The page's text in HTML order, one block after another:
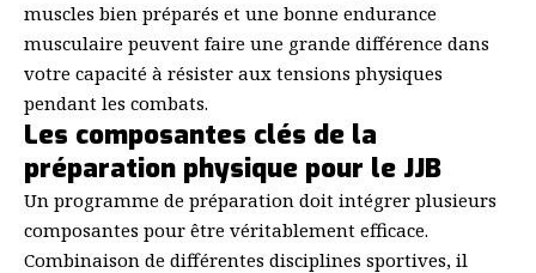
muscles bien préparés et une bonne endurance
musculaire peuvent faire une grande différence dans
votre capacité à résister aux tensions physiques
pendant les combats.
Les composantes clés de la
préparation physique pour le JJB
Un programme de préparation doit intégrer plusieurs
composantes pour être véritablement efficace.
Combinaison de différentes disciplines sportives, il